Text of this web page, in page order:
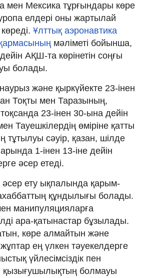
мен Мексика тұрғындары көре
елдері оны жартылай
Ұлттық аэронавтика
мәліметі бойынша,
АҚШ-та көрінетін соңғы
болады.
және қыркүйекте 23-інен
Тоқты мен Таразының,
23-інен 30-ына дейін
Тауешкілердің өміріне қатты
тұтылуы сәуір, қазан, шілде
1-інен 13-іне дейін
әсер етеді.
әсер ету ықпалында қарым-
құндылығы болады.
манипуляцияларға
ара-қатынастар бұзылады.
көре алмайтын және
ең үлкен тәуекелдерге
үйлесімсіздік пен
қызығушылықтың болмауы